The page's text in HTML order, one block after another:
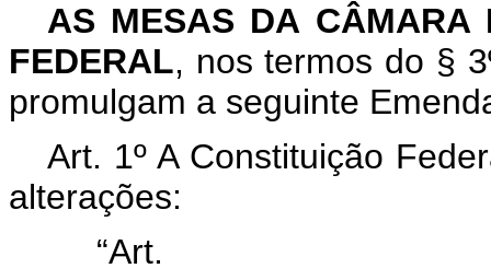
AS MESAS DA CÂMARA
FEDERAL, nos termos do §
promulgam a seguinte
Art. 1º A Constituição
alterações: